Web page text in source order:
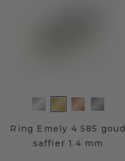
Ring Emely 4 585 goud
saffier 1.4 mm